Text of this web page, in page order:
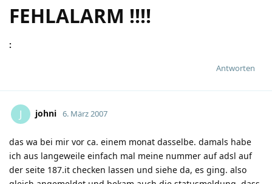
FEHLALARM !!!!
:
Antworten
J johni 6. März 2007
das wa bei mir vor ca. einem monat dasselbe. damals habe
ich aus langeweile einfach mal meine nummer auf adsl auf
der seite 187.it checken lassen und siehe da, es ging. also